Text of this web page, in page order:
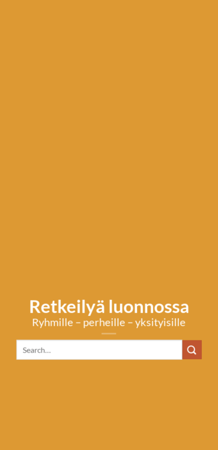
Retkeilyä luonnossa
Ryhmille – perheille – yksityisille